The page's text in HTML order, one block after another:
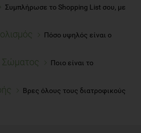
Συμπλήρωσε το Shopping List σου, με
Πόσο υψηλός είναι ο
Σώματος
Ποιο είναι το
Βρες όλους τους διατροφικούς